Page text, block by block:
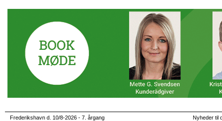
Frederikshavn d. 10/8-2026 - 7. årgang Nyheder til